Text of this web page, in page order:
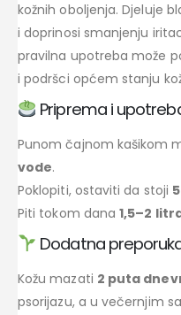
kožnih oboljenja. Djeluje
i doprinosi smanjenju
pravilna upotreba može
i podršci općem stanju
Priprema i
Punom čajnom kašikom
vode.
Poklopiti, ostaviti da stoji
Piti tokom dana1,5–2
Dodatna
Kožu mazati 2 puta
psorijazu, a u večernjim